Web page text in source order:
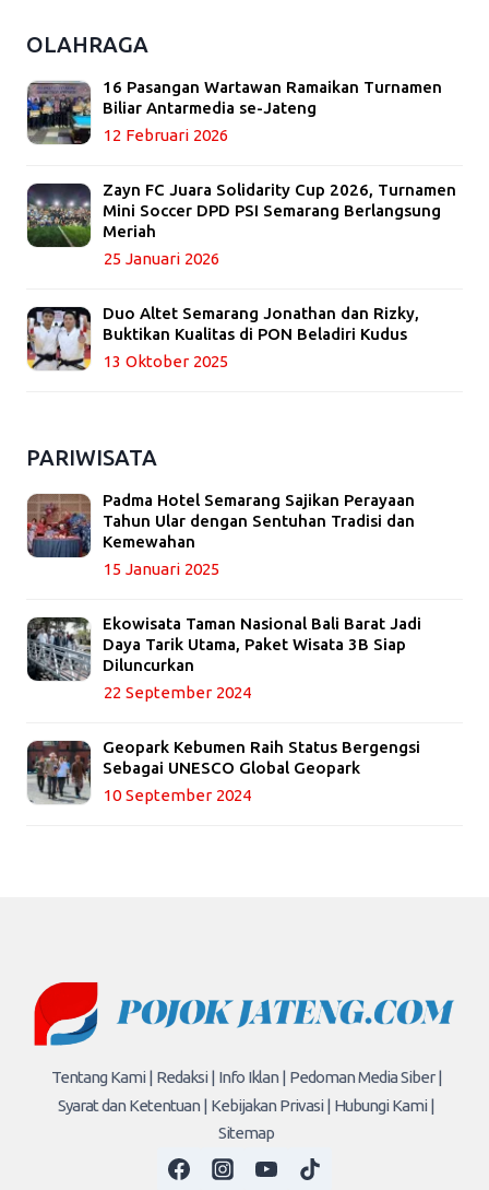
OLAHRAGA
16 Pasangan Wartawan Ramaikan Turnamen
Biliar Antarmedia se-Jateng
12 Februari 2026
Zayn FC Juara Solidarity Cup 2026, Turnamen
Mini Soccer DPD PSI Semarang Berlangsung
Meriah
25 Januari 2026
Duo Altet Semarang Jonathan dan Rizky,
Buktikan Kualitas di PON Beladiri Kudus
13 Oktober 2025
PARIWISATA
Padma Hotel Semarang Sajikan Perayaan
Tahun Ular dengan Sentuhan Tradisi dan
Kemewahan
15 Januari 2025
Ekowisata Taman Nasional Bali Barat Jadi
Daya Tarik Utama, Paket Wisata 3B Siap
Diluncurkan
22 September 2024
Geopark Kebumen Raih Status Bergengsi
Sebagai UNESCO Global Geopark
10 September 2024
Tentang Kami | Redaksi | Info Iklan | Pedoman Media Siber |
Syarat dan Ketentuan | Kebijakan Privasi | Hubungi Kami |
Sitemap